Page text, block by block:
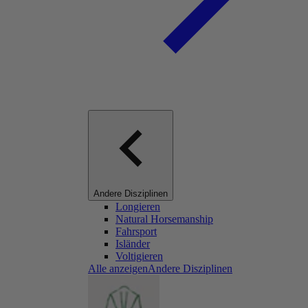
Andere Disziplinen
Longieren
Natural Horsemanship
Fahrsport
Isländer
Voltigieren
Alle anzeigenAndere Disziplinen